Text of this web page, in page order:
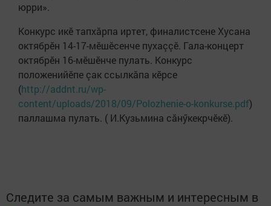
юрри».
Конкурс икӗ тапхăрпа иртет, финалистсене Хусана
октябрӗн 14-17-мӗшӗсенче пухаççӗ. Гала-концерт
октябрӗн 16-мӗшӗнче пулать. Конкурс
положенийӗпе çак ссылкăпа кӗрсе
(http://addnt.ru/wp-
content/uploads/2018/09/Polozhenie-o-konkurse.pdf)
паллашма пулать. ( И.Кузьмина сăнӳкекрчӗкӗ).
Следите за самым важным и интересным в